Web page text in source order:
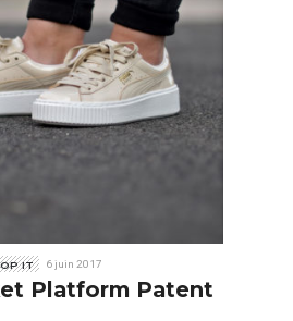
IT 6 juin 2017
Platform Patent